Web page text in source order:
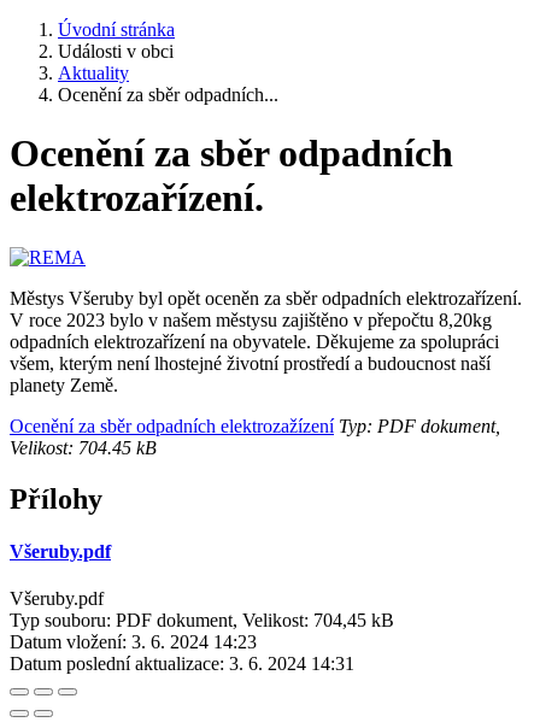
Úvodní stránka
Události v obci
Aktuality
Ocenění za sběr odpadních...
Ocenění za sběr odpadních
elektrozařízení.
Městys Všeruby byl opět oceněn za sběr odpadních elektrozařízení.
V roce 2023 bylo v našem městysu zajištěno v přepočtu 8,20kg
odpadních elektrozařízení na obyvatele. Děkujeme za spolupráci
všem, kterým není lhostejné životní prostředí a budoucnost naší
planety Země.
Ocenění za sběr odpadních elektrozažízeníTyp: PDF dokument,
Velikost: 704.45 kB
Přílohy
Všeruby.pdf
Všeruby.pdf
Typ souboru: PDF dokument, Velikost: 704,45 kB
Datum vložení: 3. 6. 2024 14:23
Datum poslední aktualizace: 3. 6. 2024 14:31